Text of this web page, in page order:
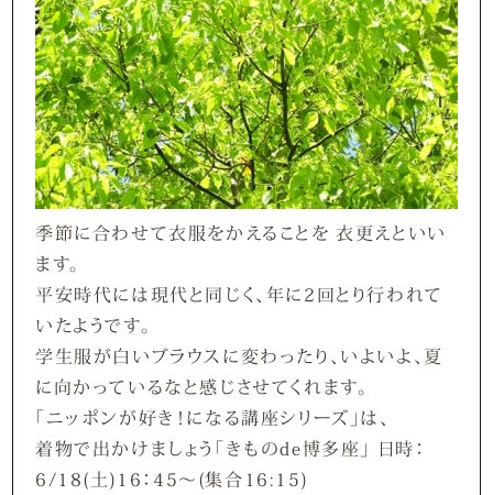
季節に合わせて衣服をかえることを 衣更えといい
ます。
平安時代には現代と同じく、年に2回とり行われて
いたようです。
学生服が白いブラウスに変わったり、いよいよ、夏
に向かっているなと感じさせてくれます。
「ニッポンが好き！になる講座シリーズ」は、
着物で出かけましょう「きものde博多座」 日時：
6/18(土)16：45～(集合16:15)